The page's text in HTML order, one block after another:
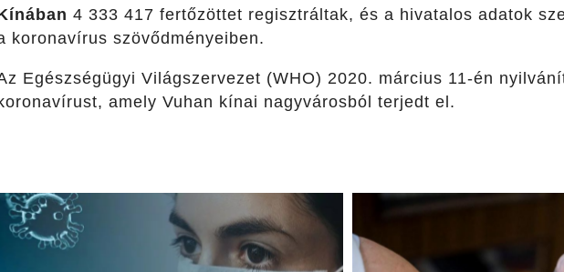
4 333 417 fertőzöttet regisztráltak, és a hivatalos adatok
koronavírus szövődményeiben.
Egészségügyi Világszervezet (WHO) 2020. március 11-én
amely Vuhan kínai nagyvárosból terjedt el.